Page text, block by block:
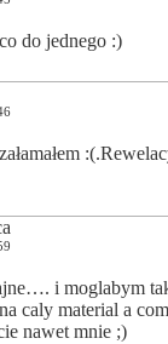
do jednego :)
i moglabym
caly material a
nawet mnie ;)